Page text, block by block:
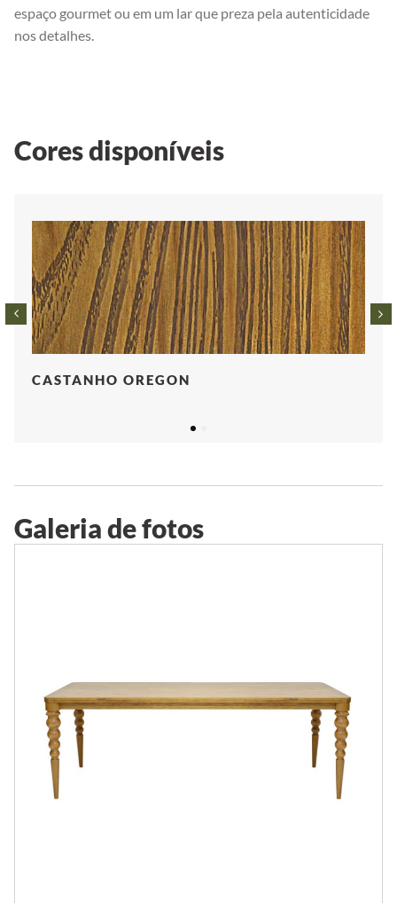
espaço gourmet ou em um lar que preza pela autenticidade
nos detalhes.
Cores disponíveis
CASTANHO OREGON
Galeria de fotos